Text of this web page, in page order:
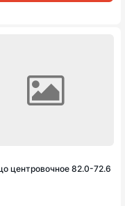
центровочное 82.0-72.6